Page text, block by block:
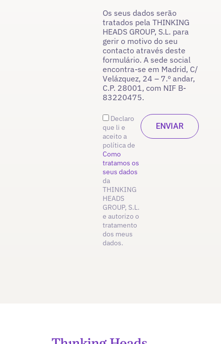
Os seus dados serão
tratados pela THINKING
HEADS GROUP, S.L. para
gerir o motivo do seu
contacto através deste
formulário. A sede social
encontra-se em Madrid, C/
Velázquez, 24 – 7.º andar,
C.P. 28001, com NIF B-
83220475.
Declaro
que li e
aceito a
política de
Como
tratamos os
seus dados
da
THINKING
HEADS
GROUP, S.L.
e autorizo o
tratamento
dos meus
dados.